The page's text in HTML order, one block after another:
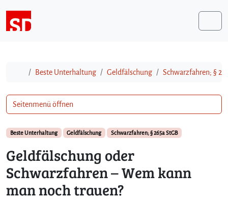
StartBeste Unterhaltung Geldfälschung Schwarzfahren; §
Beste Unterhaltung Geldfälschung Schwarzfahren; § 265a StGB
Geldfälschung oder
Schwarzfahren – Wem kann
man noch trauen?
Seitenmenü öffnen